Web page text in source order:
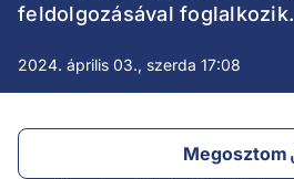
feldolgozásával foglalkozik.
2024. április 03., szerda 17:08
Megosztom